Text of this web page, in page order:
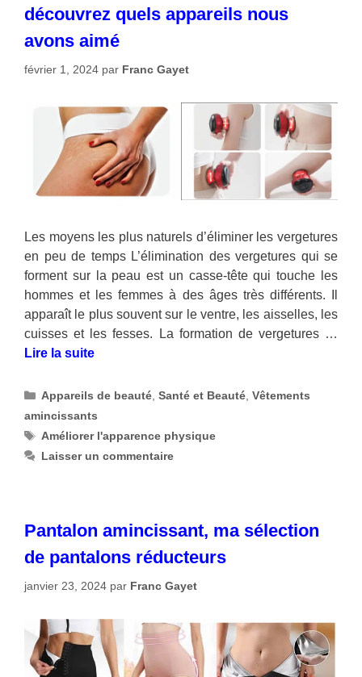
découvrez quels appareils nous
avons aimé
février 1, 2024 par Franc Gayet
Les moyens les plus naturels d’éliminer les vergetures
en peu de temps L’élimination des vergetures qui se
forment sur la peau est un casse-tête qui touche les
hommes et les femmes à des âges très différents. Il
apparaît le plus souvent sur le ventre, les aisselles, les
cuisses et les fesses. La formation de vergetures …
Lire la suite
Catégories
Appareils de beauté,Santé et Beauté,Vêtements
amincissants
Étiquettes
Améliorer l'apparence physique
Laisser un commentaire
Pantalon amincissant, ma sélection
de pantalons réducteurs
janvier 23, 2024 par Franc Gayet